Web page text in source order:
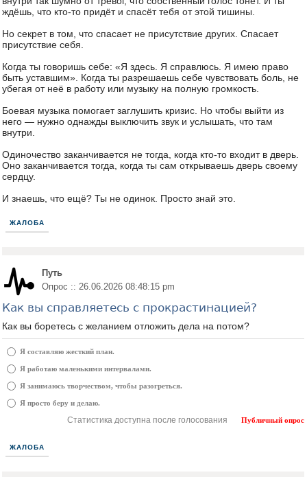
ждёшь, что кто-то придёт и спасёт тебя от этой тишины.
Но секрет в том, что спасает не присутствие других. Спасает
присутствие себя.
Когда ты говоришь себе: «Я здесь. Я справлюсь. Я имею право
быть уставшим». Когда ты разрешаешь себе чувствовать боль, не
убегая от неё в работу или музыку на полную громкость.
Боевая музыка помогает заглушить кризис. Но чтобы выйти из
него — нужно однажды выключить звук и услышать, что там
внутри.
Одиночество заканчивается не тогда, когда кто-то входит в дверь.
Оно заканчивается тогда, когда ты сам открываешь дверь своему
сердцу.
И знаешь, что ещё? Ты не одинок. Просто знай это.
ЖАЛОБА
Путь
Опрос :: 26.06.2026 08:48:15 pm
Как вы справляетесь с прокрастинацией?
Как вы боретесь с желанием отложить дела на потом?
Я составляю жесткий план.
Я работаю маленькими интервалами.
Я занимаюсь творчеством, чтобы разогреться.
Я просто беру и делаю.
Статистика доступна после голосования Публичный опрос
ЖАЛОБА